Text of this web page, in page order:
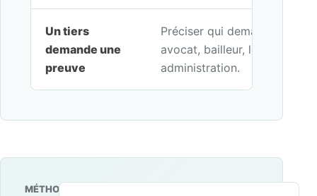
Un tiers
demande une
preuve
Préciser qui demande la
avocat, bailleur, locataire,
administration.
MÉTHODE